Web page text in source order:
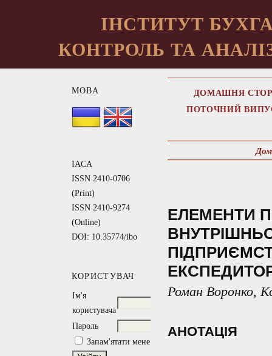
ІНСТИТУТ
КОНТРОЛЬ ТА
МОВА
IACA
ISSN 2410-0706
(Print)
ISSN 2410-9274
(Online)
DOI: 10.35774/ibo
КОРИСТУВАЧ
Ім'я
користувача
Пароль
Запам'ятати мене
ДОМАШНЯ
ПОТОЧНИЙ
ЕЛЕМЕНТИ
Роман Воронко,
АНОТАЦІЯ